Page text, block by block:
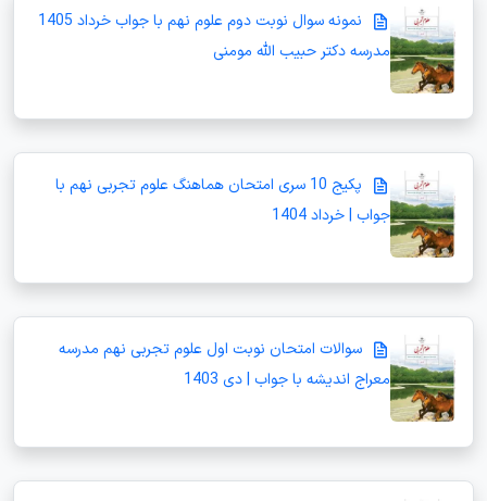
نمونه سوال نوبت دوم علوم نهم با جواب خرداد 1405
مدرسه دکتر حبیب الله مومنی
پکیج 10 سری امتحان هماهنگ علوم تجربی نهم با
جواب | خرداد 1404
سوالات امتحان نوبت اول علوم تجربی نهم مدرسه
معراج اندیشه با جواب | دی 1403